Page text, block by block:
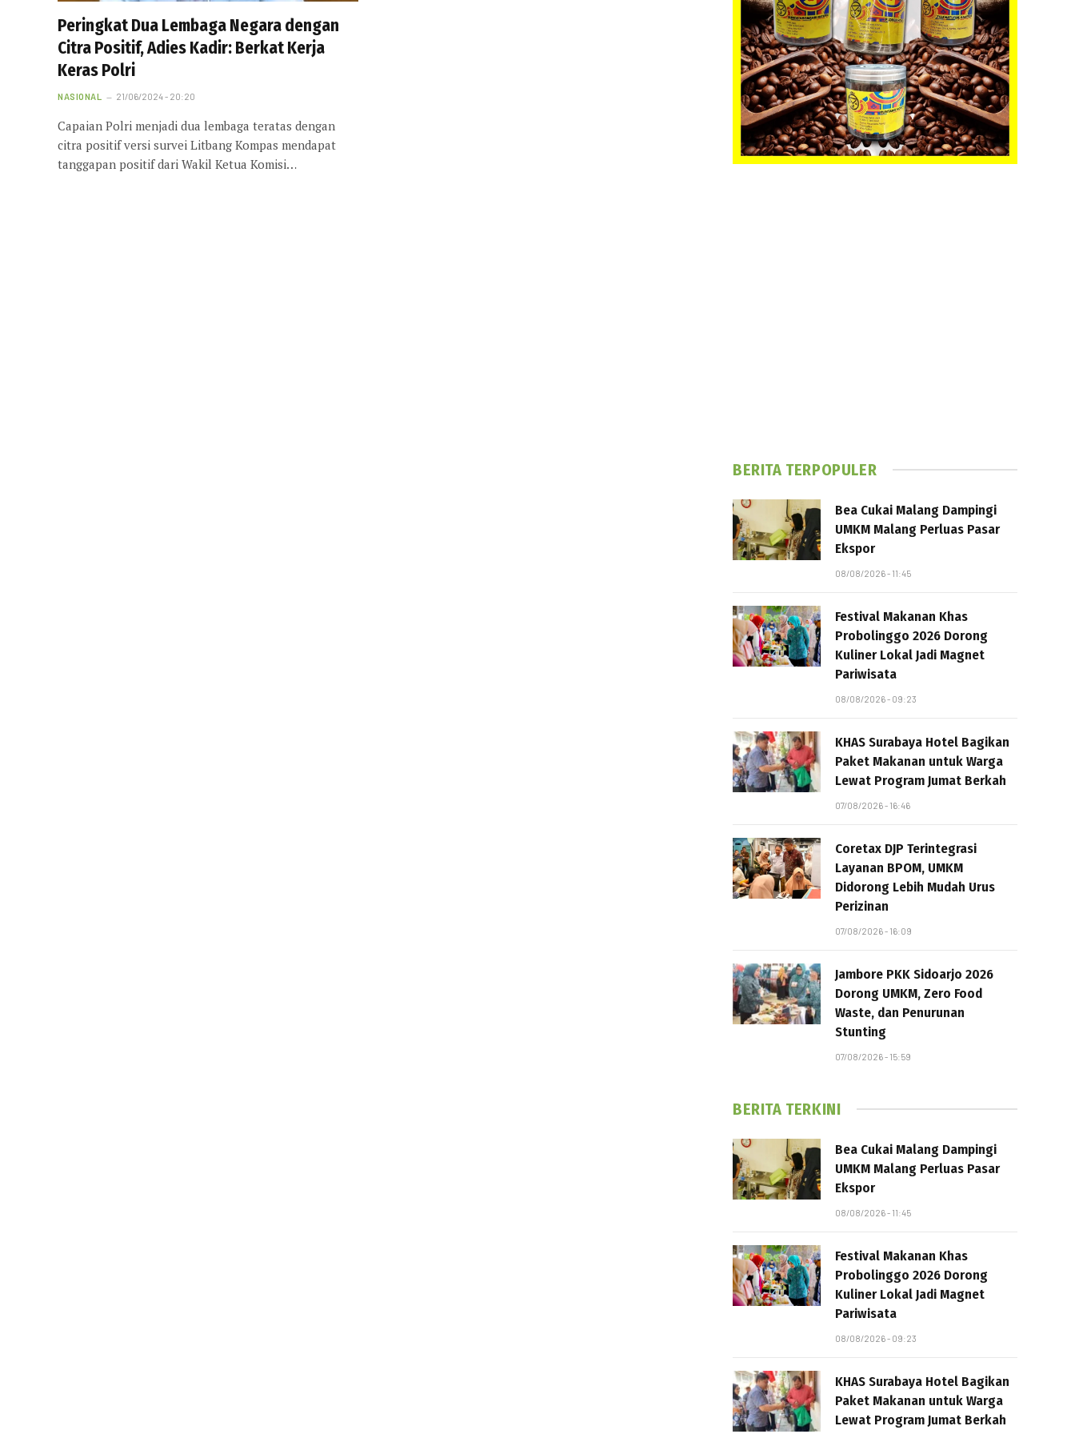
Peringkat Dua Lembaga Negara dengan
Citra Positif, Adies Kadir: Berkat Kerja
Keras Polri
NASIONAL 21/06/2024 - 20:20
Capaian Polri menjadi dua lembaga teratas dengan
citra positif versi survei Litbang Kompas mendapat
tanggapan positif dari Wakil Ketua Komisi…
BERITA TERPOPULER
Bea Cukai Malang Dampingi
UMKM Malang Perluas Pasar
Ekspor
08/08/2026 - 11:45
Festival Makanan Khas
Probolinggo 2026 Dorong
Kuliner Lokal Jadi Magnet
Pariwisata
08/08/2026 - 09:23
KHAS Surabaya Hotel Bagikan
Paket Makanan untuk Warga
Lewat Program Jumat Berkah
07/08/2026 - 16:46
Coretax DJP Terintegrasi
Layanan BPOM, UMKM
Didorong Lebih Mudah Urus
Perizinan
07/08/2026 - 16:09
Jambore PKK Sidoarjo 2026
Dorong UMKM, Zero Food
Waste, dan Penurunan
Stunting
07/08/2026 - 15:59
BERITA TERKINI
Bea Cukai Malang Dampingi
UMKM Malang Perluas Pasar
Ekspor
08/08/2026 - 11:45
Festival Makanan Khas
Probolinggo 2026 Dorong
Kuliner Lokal Jadi Magnet
Pariwisata
08/08/2026 - 09:23
KHAS Surabaya Hotel Bagikan
Paket Makanan untuk Warga
Lewat Program Jumat Berkah